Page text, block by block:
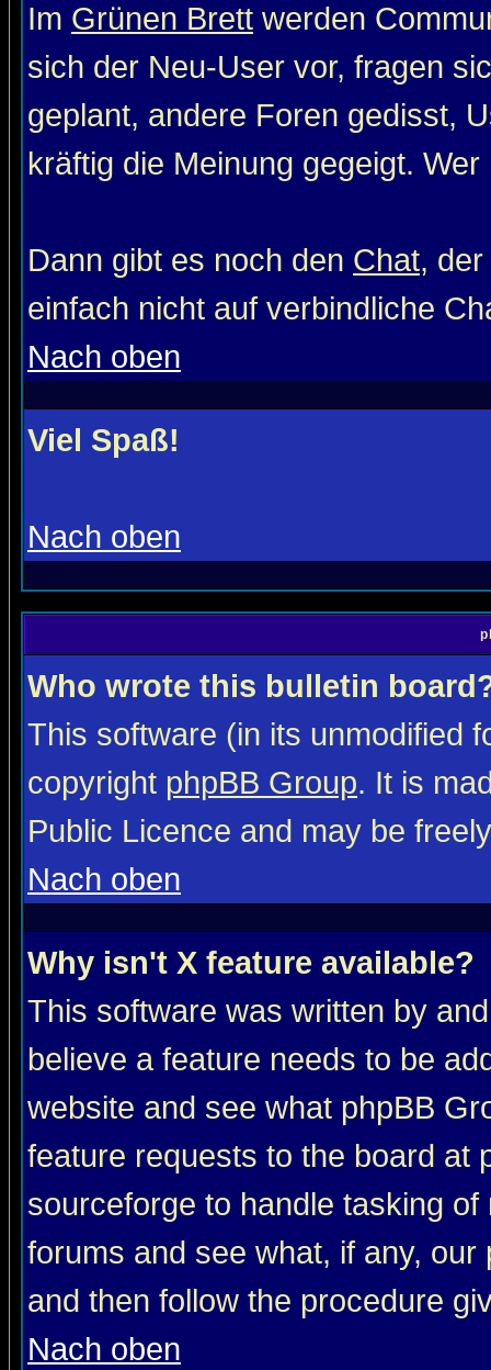
Im Grünen Brett werden
sich der Neu-User vor, fragen
geplant, andere Foren gedisst,
kräftig die Meinung gegeigt.
Dann gibt es noch den Chat,
einfach nicht auf verbindliche
Nach oben
Viel Spaß!
Nach oben
Who wrote this bulletin
This software (in its unmodified
copyright phpBB Group. It is
Public Licence and may be
Nach oben
Why isn't X feature available?
This software was written by
believe a feature needs to be
website and see what phpBB
feature requests to the board at
sourceforge to handle tasking
forums and see what, if any,
and then follow the procedure
Nach oben